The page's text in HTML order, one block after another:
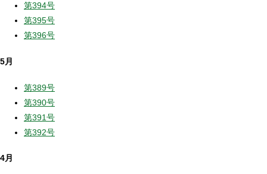
第394号
第395号
第396号
5月
第389号
第390号
第391号
第392号
4月